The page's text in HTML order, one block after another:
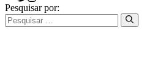
Pesquisar por: